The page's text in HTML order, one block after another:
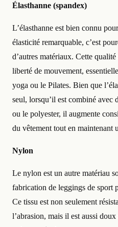
Élasthanne (spandex)
L’élasthanne est bien connu
élasticité remarquable, c’est
d’autres matériaux. Cette
liberté de mouvement,
yoga ou le Pilates. Bien que
seul, lorsqu’il est combiné avec
ou le polyester, il augmente
du vêtement tout en maintenant
Nylon
Le nylon est un autre matériau
fabrication de leggings de sport
Ce tissu est non seulement
l’abrasion, mais il est aussi